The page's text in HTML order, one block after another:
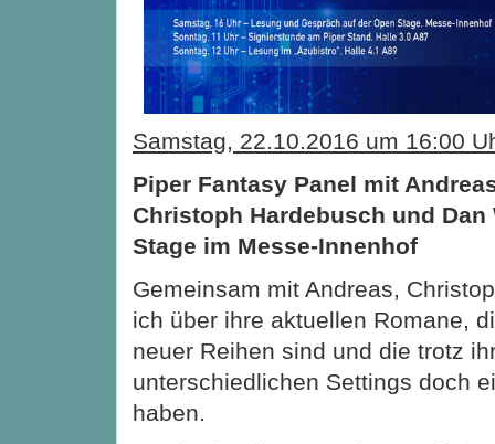
Samstag, 22.10.2016 um 16:00
Piper Fantasy Panel mit
Christoph Hardebusch und Dan
Stage im Messe-Innenhof
Gemeinsam mit Andreas,
ich über ihre aktuellen Romane,
neuer Reihen sind und die trotz
unterschiedlichen Settings doch
haben.